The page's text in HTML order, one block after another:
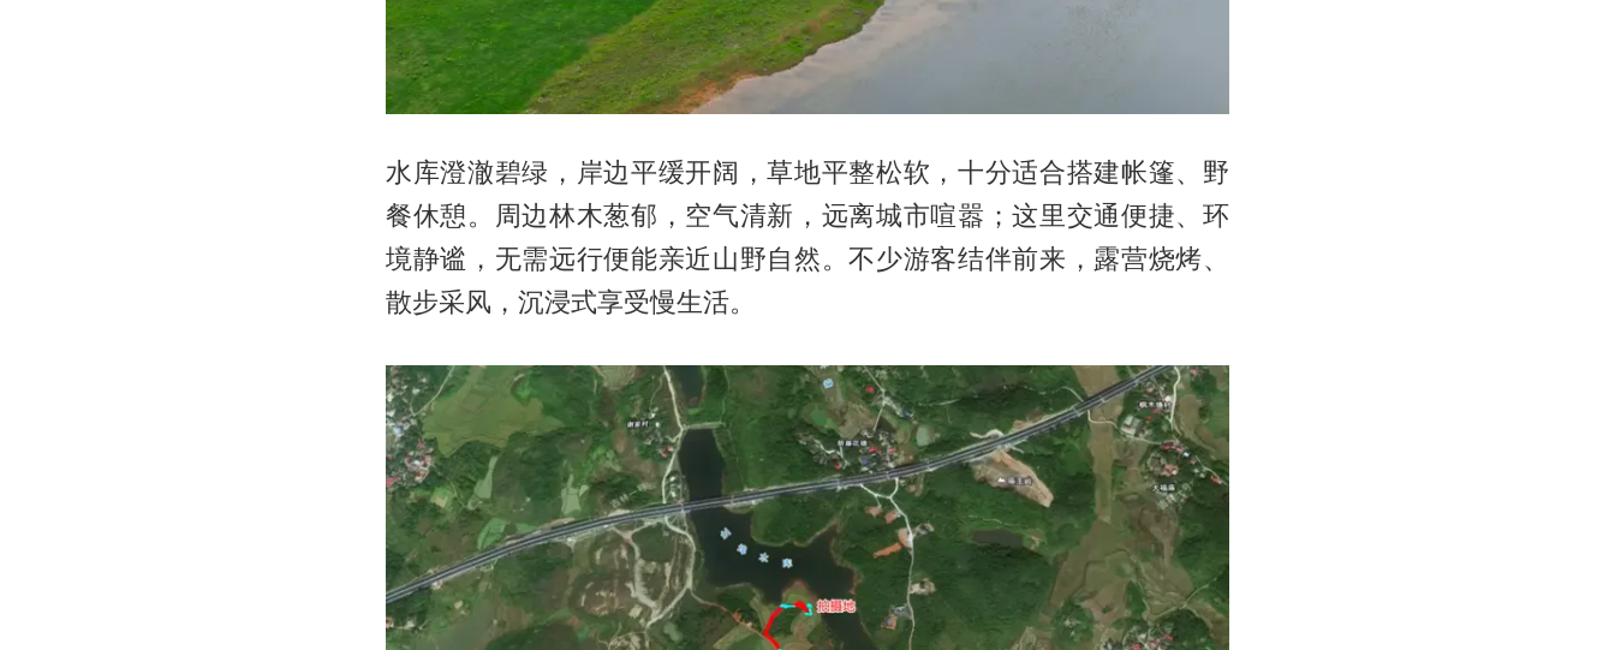
水库澄澈碧绿，岸边平缓开阔，草地平整松软，十分适合搭建帐篷、野
餐休憩。周边林木葱郁，空气清新，远离城市喧嚣；这里交通便捷、环
境静谧，无需远行便能亲近山野自然。不少游客结伴前来，露营烧烤、
散步采风，沉浸式享受慢生活。